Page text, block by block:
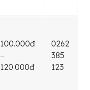
100.000đ
–
120.000đ
0262
385
123